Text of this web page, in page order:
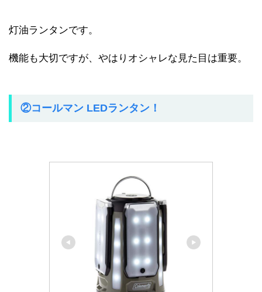
灯油ランタンです。
機能も大切ですが、やはりオシャレな見た目は重要。
②コールマン LEDランタン！